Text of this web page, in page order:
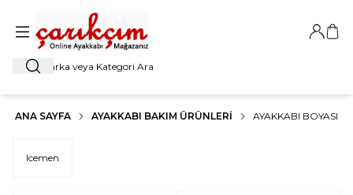
Ara
Giriş
ANA SAYFA AYAKKABI BAKIM ÜRÜNLERI AYAKKABI BOYASI
Icemen